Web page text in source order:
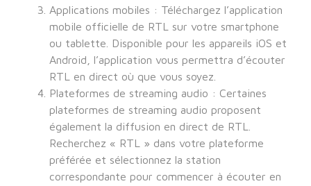
Applications mobiles : Téléchargez l’application
mobile officielle de RTL sur votre smartphone
ou tablette. Disponible pour les appareils iOS et
Android, l’application vous permettra d’écouter
RTL en direct où que vous soyez.
Plateformes de streaming audio : Certaines
plateformes de streaming audio proposent
également la diffusion en direct de RTL.
Recherchez « RTL » dans votre plateforme
préférée et sélectionnez la station
correspondante pour commencer à écouter en